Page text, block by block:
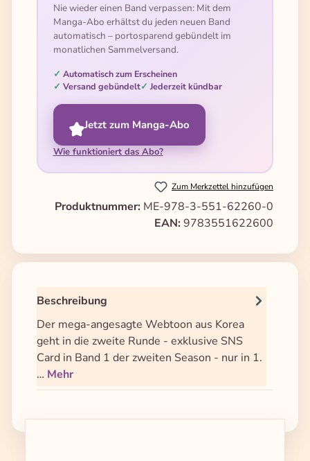
Nie wieder einen Band verpassen: Mit dem
Manga-Abo erhältst du jeden neuen Band
automatisch – portosparend gebündelt im
monatlichen Sammelversand.
Automatisch zum Erscheinen
Versand gebündelt
Jederzeit kündbar
Jetzt zum Manga-Abo
Wie funktioniert das Abo?
Zum Merkzettel hinzufügen
Produktnummer: ME-978-3-551-62260-0
EAN: 9783551622600
Beschreibung
Der mega-angesagte Webtoon aus Korea
geht in die zweite Runde - exklusive SNS
Card in Band 1 der zweiten Season - nur in 1.
… Mehr